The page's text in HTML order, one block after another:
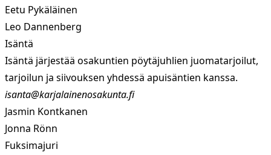
Eetu Pykäläinen
Leo Dannenberg
Isäntä
Isäntä järjestää osakuntien pöytäjuhlien juomatarjoilut,
tarjoilun ja siivouksen yhdessä apuisäntien kanssa.
isanta@karjalainenosakunta.fi
Jasmin Kontkanen
Jonna Rönn
Fuksimajuri